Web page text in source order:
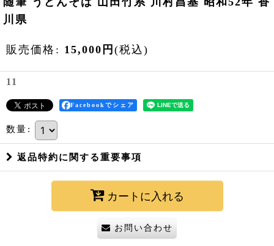
川県
販売価格 : 15,000 円 (税込)
11
Facebookでシェア
数量 :
返品特約に関する重要事項
カートに入れる
お問い合わせ